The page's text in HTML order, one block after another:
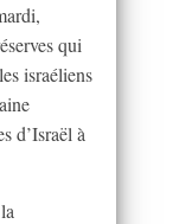
qui
israéliens
d’Israël à